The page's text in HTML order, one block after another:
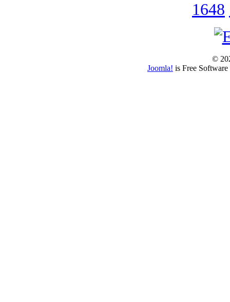
1648
©
Joomla! is Free